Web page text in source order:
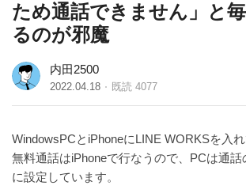
ため通話できません」と
るのが邪魔
内田2500
2022.04.18 既読 4077
WindowsPCとiPhoneにLINE WORKSを入れ
無料通話はiPhoneで行なうので、PCは通
に設定しています。